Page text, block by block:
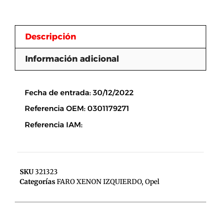
Descripción
Información adicional
Fecha de entrada: 30/12/2022
Referencia OEM: 0301179271
Referencia IAM:
SKU321323
CategoríasFARO XENON IZQUIERDO, Opel